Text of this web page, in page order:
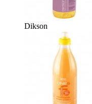
Dikson